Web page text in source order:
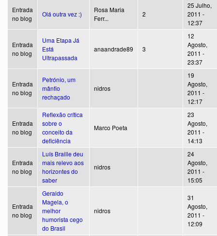
Entrada
no blog
Olá outra vez :)
Rosa Maria
Ferr...
2
25 Julho,
2011 -
12:37
Entrada
no blog
Uma Etapa Já
Está
Ultrapassada
anaandrade89 3
12
Agosto,
2011 -
23:37
Entrada
no blog
Petrónio, um
mânfio
rechaçado
nidros
19
Agosto,
2011 -
12:17
Entrada
no blog
Reflexão crítica
sobre o
conceito da
deficiência
Marco Poeta
23
Agosto,
2011 -
14:13
Entrada
no blog
Luís Braille deu
mais relevo aos
horizontes do
saber
nidros
24
Agosto,
2011 -
15:05
Entrada
no blog
Geraldo
Magela, o
melhor
humorista cego
do Brasil
nidros
31
Agosto,
2011 -
12:09